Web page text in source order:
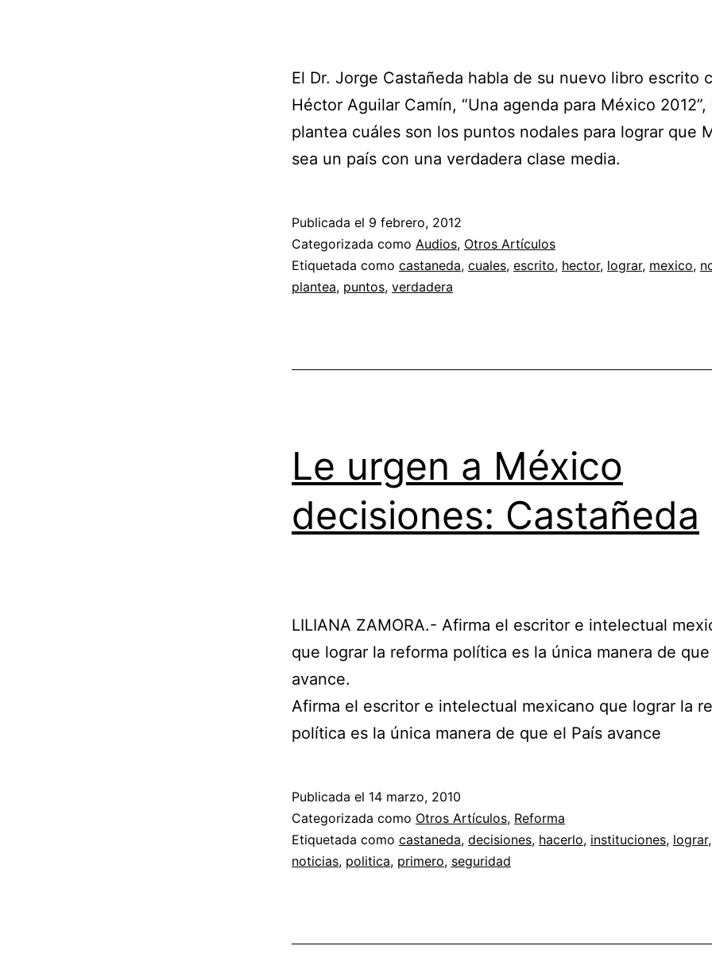
El Dr. Jorge Castañeda habla de su nuevo libro escrito
Héctor Aguilar Camín, “Una agenda para México 2012”,
plantea cuáles son los puntos nodales para lograr que
sea un país con una verdadera clase media.
Publicada el 9 febrero, 2012
Categorizada como Audios, Otros Artículos
Etiquetada como castaneda, cuales, escrito, hector, lograr, mexico,
plantea, puntos, verdadera
Le urgen a México
decisiones: Castañeda
LILIANA ZAMORA.- Afirma el escritor e intelectual
que lograr la reforma política es la única manera de
avance.
Afirma el escritor e intelectual mexicano que lograr la
política es la única manera de que el País avance
Publicada el 14 marzo, 2010
Categorizada como Otros Artículos, Reforma
Etiquetada como castaneda, decisiones, hacerlo, instituciones, lograr,
noticias, politica, primero, seguridad